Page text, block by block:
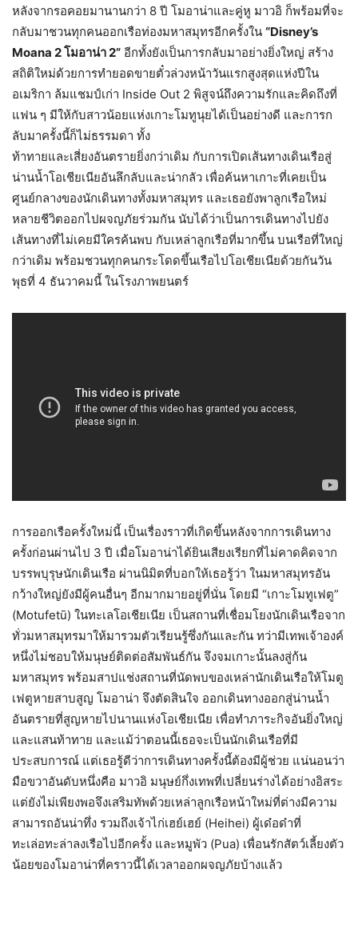
หลังจากรอคอยมานานกว่า 8 ปี โมอาน่าและคู่หู มาวอิ ก็พร้อมที่จะ
กลับมาชวนทุกคนออกเรือท่องมหาสมุทรอีกครั้งใน “Disney’s
Moana 2 โมอาน่า 2” อีกทั้งยังเป็นการกลับมาอย่างยิ่งใหญ่ สร้าง
สถิติใหม่ด้วยการทำยอดขายตั๋วล่วงหน้าวันแรกสูงสุดแห่งปีใน
อเมริกา ล้มแชมป์เก่า Inside Out 2 พิสูจน์ถึงความรักและคิดถึงที่
แฟน ๆ มีให้กับสาวน้อยแห่งเกาะโมทูนุยได้เป็นอย่างดี และการก
ลับมาครั้งนี้ก็ไม่ธรรมดา ทั้ง
ท้าทายและเสี่ยงอันตรายยิ่งกว่าเดิม กับการเปิดเส้นทางเดินเรือสู่
น่านน้ำโอเชียเนียอันลึกลับและน่ากลัว เพื่อค้นหาเกาะที่เคยเป็น
ศูนย์กลางของนักเดินทางทั้งมหาสมุทร และเธอยังพาลูกเรือใหม่
หลายชีวิตออกไปผจญภัยร่วมกัน นับได้ว่าเป็นการเดินทางไปยัง
เส้นทางที่ไม่เคยมีใครค้นพบ กับเหล่าลูกเรือที่มากขึ้น บนเรือที่ใหญ่
กว่าเดิม พร้อมชวนทุกคนกระโดดขึ้นเรือไปโอเชียเนียด้วยกันวัน
พุธที่ 4 ธันวาคมนี้ ในโรงภาพยนตร์
การออกเรือครั้งใหม่นี้ เป็นเรื่องราวที่เกิดขึ้นหลังจากการเดินทาง
ครั้งก่อนผ่านไป 3 ปี เมื่อโมอาน่าได้ยินเสียงเรียกที่ไม่คาดคิดจาก
บรรพบุรุษนักเดินเรือ ผ่านนิมิตที่บอกให้เธอรู้ว่า ในมหาสมุทรอัน
กว้างใหญ่ยังมีผู้คนอื่นๆ อีกมากมายอยู่ที่นั่น โดยมี “เกาะโมทูเฟตู”
(Motufetū) ในทะเลโอเชียเนีย เป็นสถานที่เชื่อมโยงนักเดินเรือจาก
ทั่วมหาสมุทรมาให้มารวมตัวเรียนรู้ซึ่งกันและกัน ทว่ามีเทพเจ้าองค์
หนึ่งไม่ชอบให้มนุษย์ติดต่อสัมพันธ์กัน จึงจมเกาะนั้นลงสู่ก้น
มหาสมุทร พร้อมสาปแช่งสถานที่นัดพบของเหล่านักเดินเรือให้โมตู
เฟตูหายสาบสูญ โมอาน่า จึงตัดสินใจ ออกเดินทางออกสู่น่านน้ำ
อันตรายที่สูญหายไปนานแห่งโอเชียเนีย เพื่อทำภาระกิจอันยิ่งใหญ่
และแสนท้าทาย และแม้ว่าตอนนี้เธอจะเป็นนักเดินเรือที่มี
ประสบการณ์ แต่เธอรู้ดีว่าการเดินทางครั้งนี้ต้องมีผู้ช่วย แน่นอนว่า
มือขวาอันดับหนึ่งคือ มาวอิ มนุษย์กึ่งเทพที่เปลี่ยนร่างได้อย่างอิสระ
แต่ยังไม่เพียงพอจึงเสริมทัพด้วยเหล่าลูกเรือหน้าใหม่ที่ต่างมีความ
สามารถอันน่าทึ่ง รวมถึงเจ้าไก่เฮย์เฮย์ (Heihei) ผู้เด๋อด๋าที่
ทะเล่อทะล่าลงเรือไปอีกครั้ง และหมูพัว (Pua) เพื่อนรักสัตว์เลี้ยงตัว
น้อยของโมอาน่าที่คราวนี้ได้เวลาออกผจญภัยบ้างแล้ว